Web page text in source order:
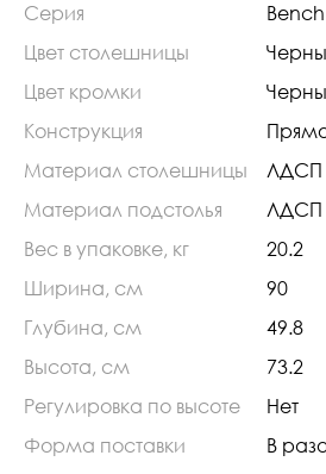
Серия
Bench
Цвет столешницы
Цвет кромки
Конструкция
Материал столешницы
ЛДСП
Материал подстолья
ЛДСП
Вес в упаковке, кг
20.2
Ширина, см
90
Глубина, см
49.8
Высота, см
73.2
Регулировка по высоте
Нет
Форма поставки
В